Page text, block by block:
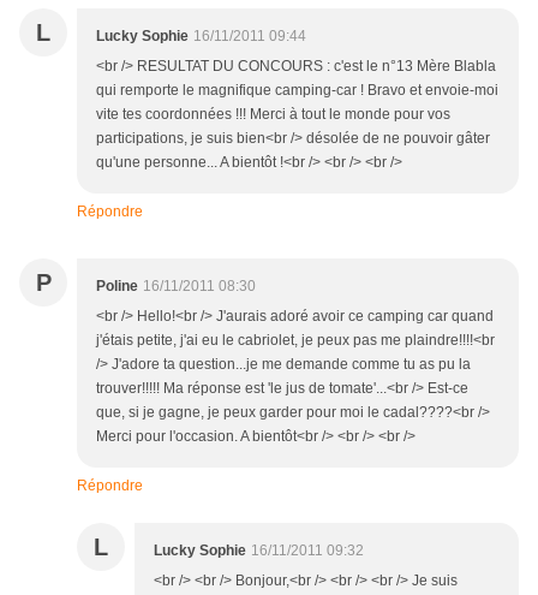
L Lucky Sophie 16/11/2011 09:44
<br /> RESULTAT DU CONCOURS : c'est le n°13 Mère Blabla
qui remporte le magnifique camping-car ! Bravo et envoie-moi
vite tes coordonnées !!! Merci à tout le monde pour vos
participations, je suis bien<br /> désolée de ne pouvoir gâter
qu'une personne... A bientôt !<br /> <br /> <br />
Répondre
P Poline 16/11/2011 08:30
<br /> Hello!<br /> J'aurais adoré avoir ce camping car quand
j'étais petite, j'ai eu le cabriolet, je peux pas me plaindre!!!!<br
/> J'adore ta question...je me demande comme tu as pu la
trouver!!!!! Ma réponse est 'le jus de tomate'...<br /> Est-ce
que, si je gagne, je peux garder pour moi le cadal????<br />
Merci pour l'occasion. A bientôt<br /> <br /> <br />
Répondre
L Lucky Sophie 16/11/2011 09:32
<br /> <br /> Bonjour,<br /> <br /> <br /> Je suis